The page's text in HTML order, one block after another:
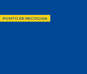
PUNTO DE RECOGIDA